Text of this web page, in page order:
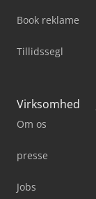
Book reklame
Tillidssegl
Virksomhed
Om os
presse
Jobs